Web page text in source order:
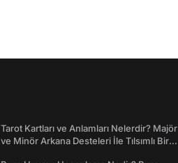
Tarot Kartları ve Anlamları Nelerdir? Majör
ve Minör Arkana Desteleri İle Tılsımlı Bir